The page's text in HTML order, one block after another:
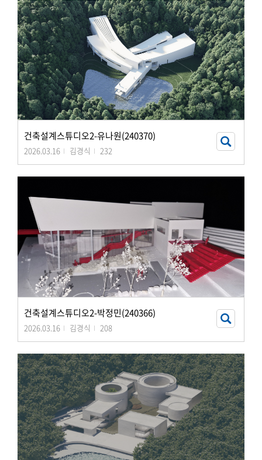
건축설계스튜디오2-유나원(240370)
2026.03.16 김경식 232
건축설계스튜디오2-박정민(240366)
2026.03.16 김경식 208